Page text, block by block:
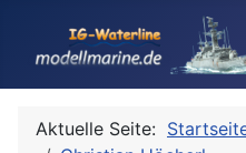
Aktuelle Seite: